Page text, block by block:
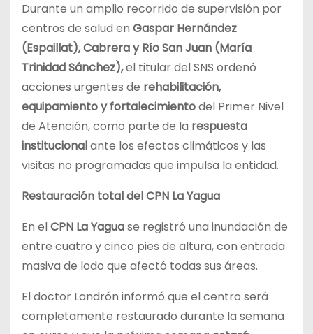
Durante un amplio recorrido de supervisión por
centros de salud en Gaspar Hernández
(Espaillat), Cabrera y Río San Juan (María
Trinidad Sánchez),el titular del SNS ordenó
acciones urgentes de rehabilitación,
equipamiento y fortalecimientodel Primer Nivel
de Atención, como parte de la respuesta
institucionalante los efectos climáticos y las
visitas no programadas que impulsa la entidad.
Restauración total del CPN La Yagua
En elCPN La Yaguase registró una inundación de
entre cuatro y cinco pies de altura, con entrada
masiva de lodo que afectó todas sus áreas.
El doctor Landrón informó que el centro será
completamente restaurado durante la semana